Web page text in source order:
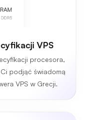
VPS
procesora,
podjąć świadomą
VPS w Grecji.